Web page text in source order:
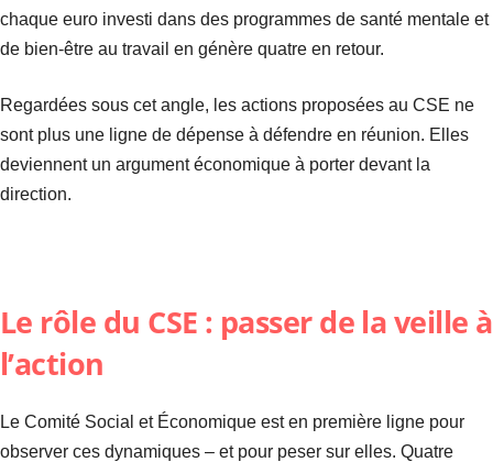
chaque euro investi dans des programmes de santé mentale et
de bien-être au travail en génère quatre en retour.
Regardées sous cet angle, les actions proposées au CSE ne
sont plus une ligne de dépense à défendre en réunion. Elles
deviennent un argument économique à porter devant la
direction.
Le rôle du CSE : passer de la veille à
l’action
Le Comité Social et Économique est en première ligne pour
observer ces dynamiques – et pour peser sur elles. Quatre